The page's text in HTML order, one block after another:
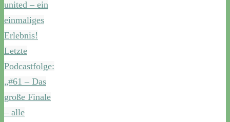
united – ein
einmaliges
Erlebnis!
Letzte
Podcastfolge:
„#61 – Das
große Finale
– alle